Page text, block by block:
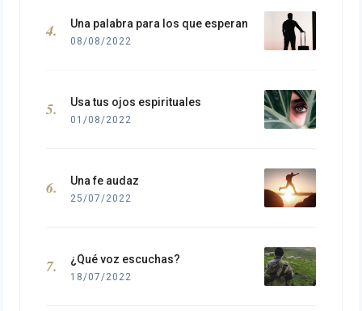
Una palabra para los que esperan
08/08/2022
Usa tus ojos espirituales
01/08/2022
Una fe audaz
25/07/2022
¿Qué voz escuchas?
18/07/2022